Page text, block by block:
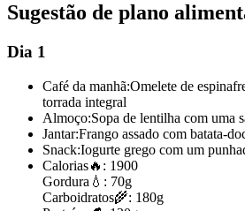
Sugestão de plano
Dia 1
Café da manhã:Omelete de
torrada integral
Almoço:Sopa de lentilha com uma
Jantar:Frango assado com batata-
Snack:Iogurte grego com um
Calorias🔥: 1900
Gordura 💧: 70g
Carboidratos🌾: 180g